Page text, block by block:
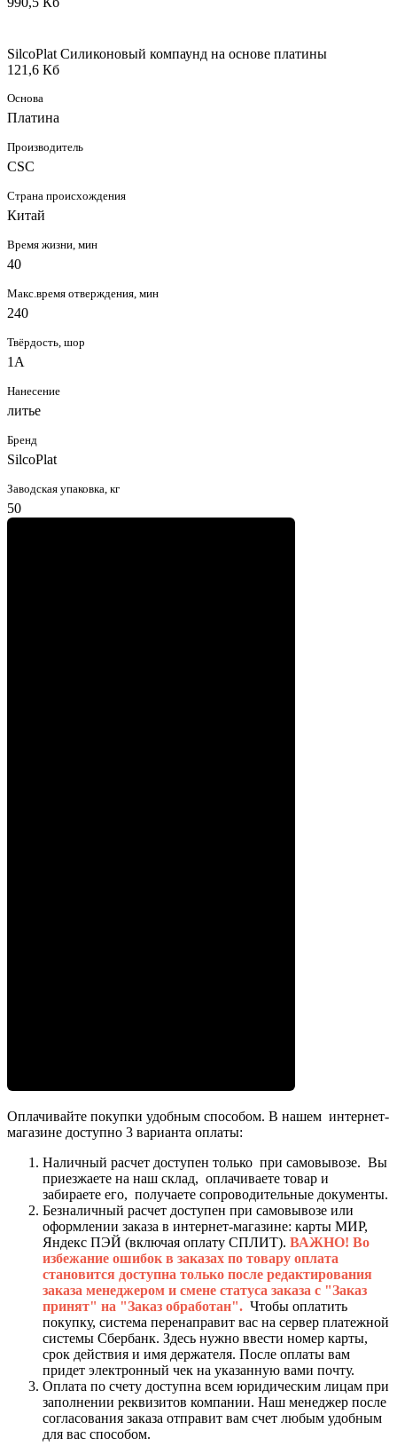
SilcoPlat Силиконовый компаунд на основе платины
121,6 Кб
Основа
Платина
Производитель
CSC
Страна происхождения
Китай
Время жизни, мин
40
Макс.время отверждения, мин
240
Твёрдость, шор
1А
Нанесение
литье
Бренд
SilcoPlat
Заводская упаковка, кг
50
Оплачивайте покупки удобным способом. В нашем интернет-
магазине доступно 3 варианта оплаты:
Наличный расчет доступен только при самовывозе. Вы
приезжаете на наш склад, оплачиваете товар и
забираете его, получаете сопроводительные документы.
Безналичный расчет доступен при самовывозе или
оформлении заказа в интернет-магазине: карты МИР,
Яндекс ПЭЙ (включая оплату СПЛИТ). ВАЖНО! Во
избежание ошибок в заказах по товару оплата
становится доступна только после редактирования
заказа менеджером и смене статуса заказа с "Заказ
принят" на "Заказ обработан". Чтобы оплатить
покупку, система перенаправит вас на сервер платежной
системы Сбербанк. Здесь нужно ввести номер карты,
срок действия и имя держателя. После оплаты вам
придет электронный чек на указанную вами почту.
Оплата по счету доступна всем юридическим лицам при
заполнении реквизитов компании. Наш менеджер после
согласования заказа отправит вам счет любым удобным
для вас способом.